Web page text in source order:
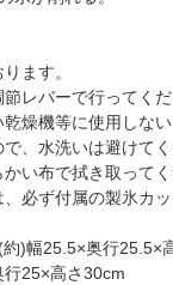
ます。
レバーで行ってくだ
燥機等に使用しない
、水洗いは避けてく
い布で拭き取ってく
必ず付属の製氷カ
)幅25.5×奥行25.5×
25×高さ30cm